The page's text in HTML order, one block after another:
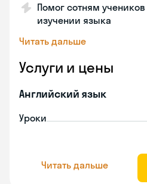
Помог сотням
изучении языка
Читать дальше
Услуги и цены
Английский язык
Уроки
Читать дальше